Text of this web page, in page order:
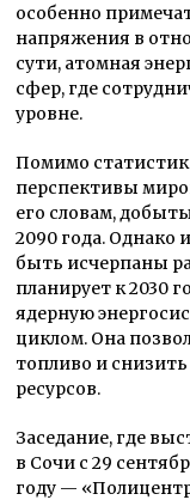
особенно
напряжения в
сути, атомная
сфер, где
уровне.
Помимо
перспективы
его словам,
2090 года. Однако
быть исчерпаны
планирует к 2030
ядерную
циклом. Она
топливо и
ресурсов.
Заседание, где
в Сочи с 29
году —